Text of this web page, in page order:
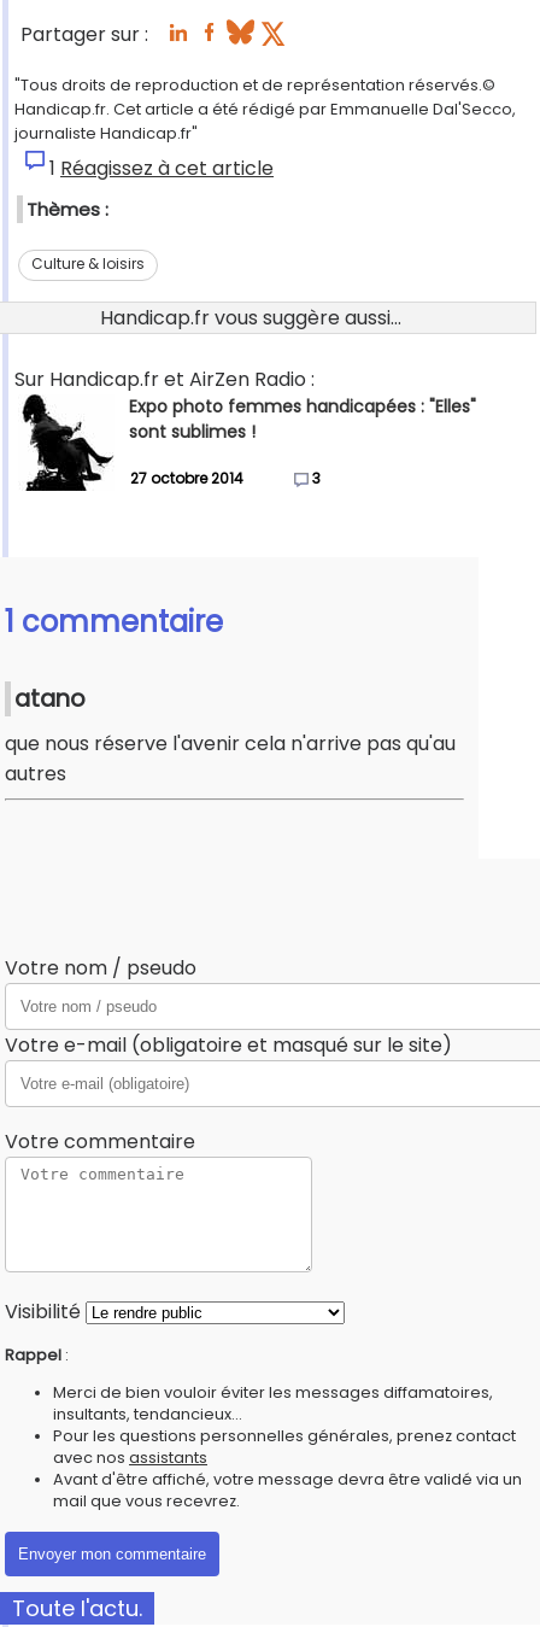
Partager sur :
"Tous droits de reproduction et de représentation réservés.©
Handicap.fr. Cet article a été rédigé par Emmanuelle Dal'Secco,
journaliste Handicap.fr"
1 Réagissez à cet article
Thèmes :
Culture & loisirs
Handicap.fr vous suggère aussi...
Sur Handicap.fr et AirZen Radio :
Expo photo femmes handicapées : "Elles"
sont sublimes !
27 octobre 2014 3
1 commentaire
atano
que nous réserve l'avenir cela n'arrive pas qu'au
autres
Votre nom / pseudo
Votre e-mail (obligatoire et masqué sur le site)
Votre commentaire
Visibilité
Rappel :
Merci de bien vouloir éviter les messages diffamatoires,
insultants, tendancieux...
Pour les questions personnelles générales, prenez contact
avec nos assistants
Avant d'être affiché, votre message devra être validé via un
mail que vous recevrez.
Toute l'actu.